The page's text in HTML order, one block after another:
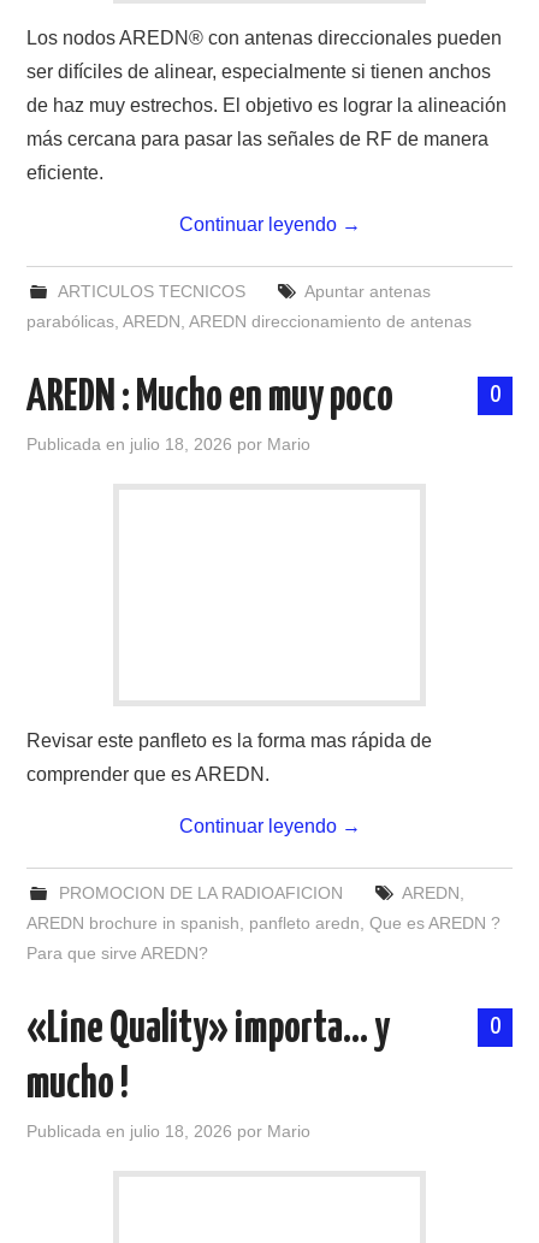
Los nodos AREDN® con antenas direccionales pueden
ser difíciles de alinear, especialmente si tienen anchos
de haz muy estrechos. El objetivo es lograr la alineación
más cercana para pasar las señales de RF de manera
eficiente.
Continuar leyendo →
ARTICULOS TECNICOS
Apuntar antenas
parabólicas,AREDN,AREDN direccionamiento de antenas
0
AREDN : Mucho en muy poco
Publicada en julio 18, 2026 por Mario
Revisar este panfleto es la forma mas rápida de
comprender que es AREDN.
Continuar leyendo →
PROMOCION DE LA RADIOAFICION AREDN,
AREDN brochure in spanish, panfleto aredn,Que es AREDN ?
Para que sirve AREDN?
0
«Line Quality» importa… y
mucho !
Publicada en julio 18, 2026 por Mario